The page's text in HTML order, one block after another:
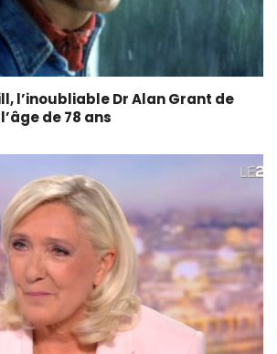
l’inoubliable Dr Alan Grant de
de 78 ans